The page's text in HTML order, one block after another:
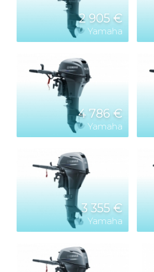
2 905 €
Yamaha
4 786 €
Yamaha
3 355 €
Yamaha